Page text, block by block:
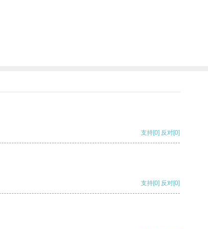
支持[0] 反对[0]
支持[0] 反对[0]